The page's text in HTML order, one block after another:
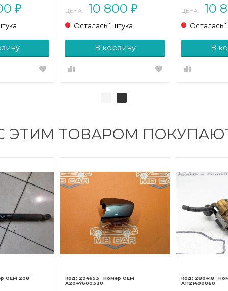
₽ ЦЕНА: 10 800 ₽
Осталась 1 штука
В корзину
ЦЕНА: 10
Осталась
В
ЭТИМ ТОВАРОМ
208
294653
A2047600320
280418
A1121400060